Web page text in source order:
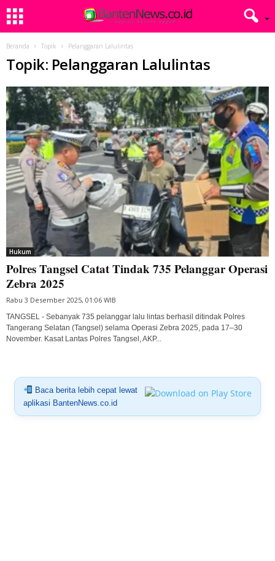
Beranda Topik Pelanggaran Lalulintas
Topik: Pelanggaran Lalulintas
Hukum
Polres Tangsel Catat Tindak 735 Pelanggar Operasi
Zebra 2025
Rabu 3 Desember 2025, 01:06 WIB
TANGSEL - Sebanyak 735 pelanggar lalu lintas berhasil ditindak Polres
Tangerang Selatan (Tangsel) selama Operasi Zebra 2025, pada 17–30
November. Kasat Lantas Polres Tangsel, AKP...
Baca berita lebih cepat lewat
aplikasi BantenNews.co.id